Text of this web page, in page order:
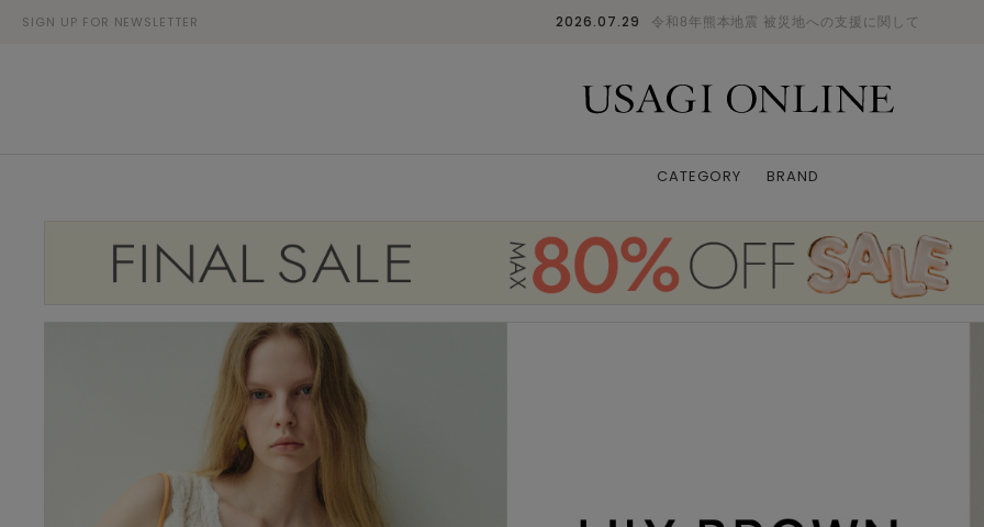
SIGN UP FOR NEWSLETTER 2026.07.29 令和8年熊本地震 被災地への支援に関して
CATEGORY BRAND